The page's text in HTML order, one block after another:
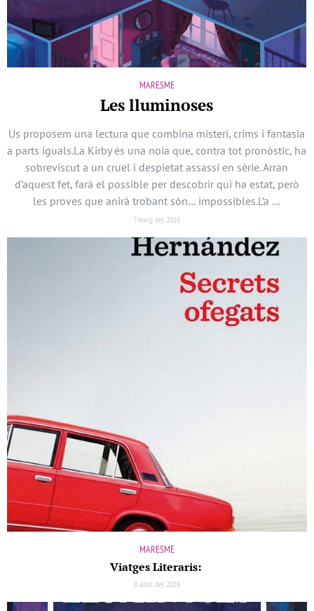
MARESME
Les lluminoses
Us proposem una lectura que combina misteri, crims i fantasia
a parts iguals.La Kirby és una noia que, contra tot pronòstic, ha
sobreviscut a un cruel i despietat assassí en sèrie. Arran
d’aquest fet, farà el possible per descobrir qui ha estat, però
les proves que anirà trobant són… impossibles.L’a …
7 maig del 2026
MARESME
Viatges Literaris:
8 abril del 2026